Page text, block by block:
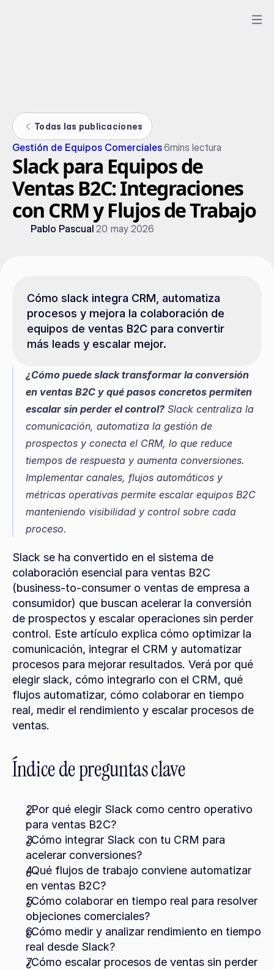
Todas las publicaciones
Gestión de Equipos Comerciales6mins lectura
Slack para Equipos de
Ventas B2C: Integraciones
con CRM y Flujos de Trabajo
Pablo Pascual 20 may 2026
Cómo slack integra CRM, automatiza
procesos y mejora la colaboración de
equipos de ventas B2C para convertir
más leads y escalar mejor.
¿Cómo puede slack transformar la conversión
en ventas B2C y qué pasos concretos permiten
escalar sin perder el control? Slack centraliza la
comunicación, automatiza la gestión de
prospectos y conecta el CRM, lo que reduce
tiempos de respuesta y aumenta conversiones.
Implementar canales, flujos automáticos y
métricas operativas permite escalar equipos B2C
manteniendo visibilidad y control sobre cada
proceso.
Slack se ha convertido en el sistema de
colaboración esencial para ventas B2C
(business-to-consumer o ventas de empresa a
consumidor) que buscan acelerar la conversión
de prospectos y escalar operaciones sin perder
control. Este artículo explica cómo optimizar la
comunicación, integrar el CRM y automatizar
procesos para mejorar resultados. Verá por qué
elegir slack, cómo integrarlo con el CRM, qué
flujos automatizar, cómo colaborar en tiempo
real, medir el rendimiento y escalar procesos de
ventas.
Índice de preguntas clave
¿Por qué elegir Slack como centro operativo
para ventas B2C?
¿Cómo integrar Slack con tu CRM para
acelerar conversiones?
¿Qué flujos de trabajo conviene automatizar
en ventas B2C?
¿Cómo colaborar en tiempo real para resolver
objeciones comerciales?
¿Cómo medir y analizar rendimiento en tiempo
real desde Slack?
¿Cómo escalar procesos de ventas sin perder